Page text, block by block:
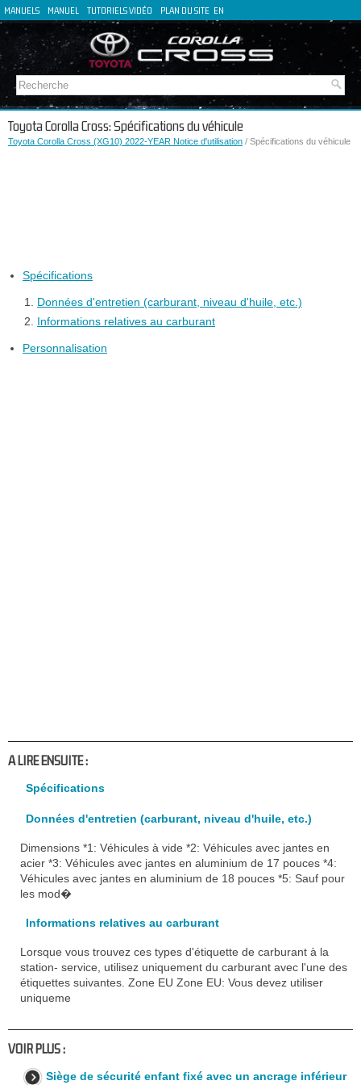
MANUELS MANUEL TUTORIELS VIDÉO PLAN DU SITE EN
DE
IT
Toyota Corolla Cross: Spécifications du véhicule
Toyota Corolla Cross (XG10) 2022-YEAR Notice d'utilisation / Spécifications du véhicule
Spécifications
Données d'entretien (carburant, niveau d'huile, etc.)
Informations relatives au carburant
Personnalisation
A LIRE ENSUITE :
Spécifications
Données d'entretien (carburant, niveau d'huile, etc.)
Dimensions *1: Véhicules à vide *2: Véhicules avec jantes en
acier *3: Véhicules avec jantes en aluminium de 17 pouces *4:
Véhicules avec jantes en aluminium de 18 pouces *5: Sauf pour
les mod�
Informations relatives au carburant
Lorsque vous trouvez ces types d'étiquette de carburant à la
station- service, utilisez uniquement du carburant avec l'une des
étiquettes suivantes. Zone EU Zone EU: Vous devez utiliser
uniqueme
VOIR PLUS :
Siège de sécurité enfant fixé avec un ancrage inférieur